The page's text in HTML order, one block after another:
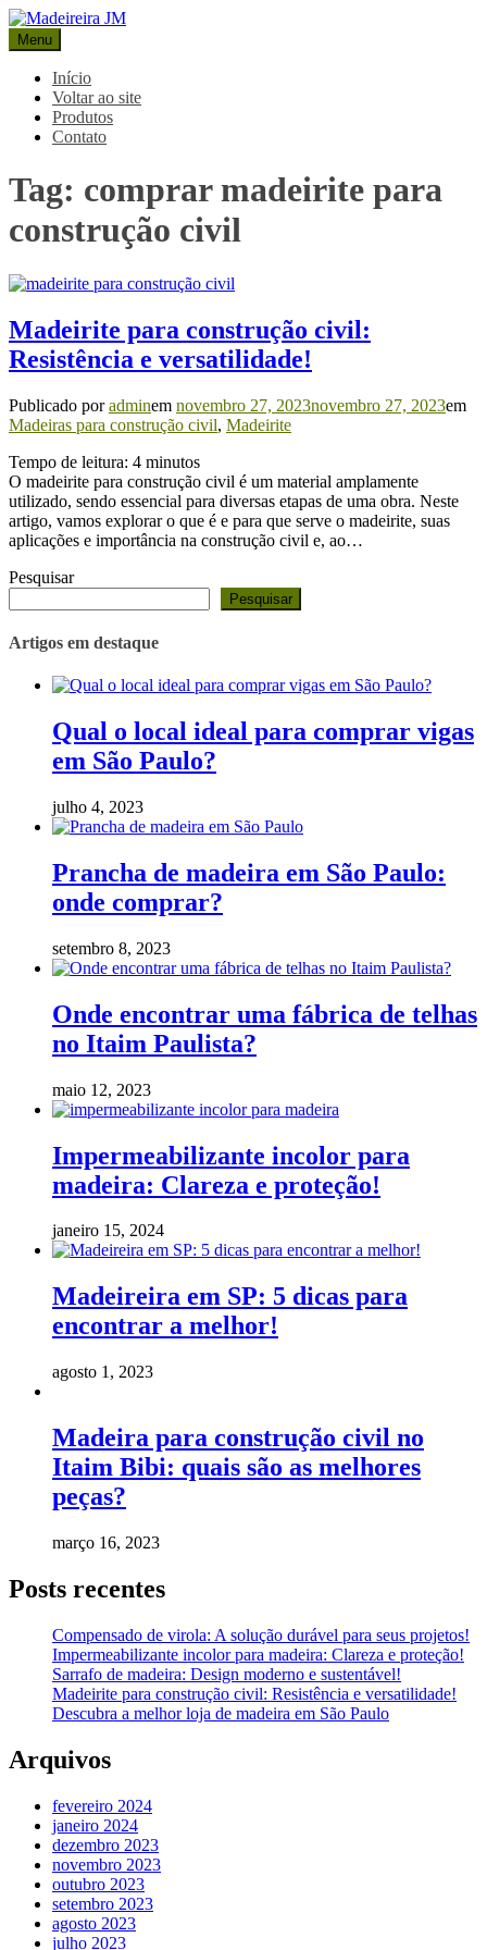
Pular
para
o
conteúdo
Madeireira JM
Blog Madeireira JM
Menu
Início
Voltar ao site
Produtos
Contato
Tag: comprar madeirite para
construção civil
Madeirite para construção civil:
Resistência e versatilidade!
Publicado poradminem novembro 27, 2023novembro 27, 2023em
Madeiras para construção civil, Madeirite
Tempo de leitura: 4 minutos
O madeirite para construção civil é um material amplamente
utilizado, sendo essencial para diversas etapas de uma obra. Neste
artigo, vamos explorar o que é e para que serve o madeirite, suas
aplicações e importância na construção civil e, ao…
Pesquisar
Pesquisar
Artigos em destaque
Qual o local ideal para comprar vigas
em São Paulo?
julho 4, 2023
Prancha de madeira em São Paulo:
onde comprar?
setembro 8, 2023
Onde encontrar uma fábrica de telhas
no Itaim Paulista?
maio 12, 2023
Impermeabilizante incolor para
madeira: Clareza e proteção!
janeiro 15, 2024
Madeireira em SP: 5 dicas para
encontrar a melhor!
agosto 1, 2023
Madeira para construção civil no
Itaim Bibi: quais são as melhores
peças?
março 16, 2023
Posts recentes
Compensado de virola: A solução durável para seus projetos!
Impermeabilizante incolor para madeira: Clareza e proteção!
Sarrafo de madeira: Design moderno e sustentável!
Madeirite para construção civil: Resistência e versatilidade!
Descubra a melhor loja de madeira em São Paulo
Arquivos
fevereiro 2024
janeiro 2024
dezembro 2023
novembro 2023
outubro 2023
setembro 2023
agosto 2023
julho 2023